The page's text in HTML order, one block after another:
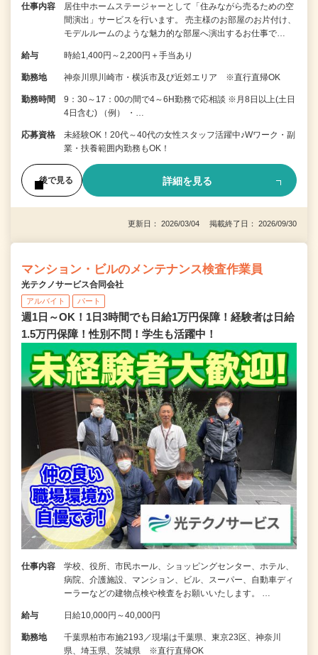
仕事内容
居住中ホームステージャーとして「住みながら売るための空
間演出」サービスを行います。 売主様のお部屋のお片付け、
モデルルームのような魅力的な部屋へ演出するお仕事で…
給与 時給1,400円～2,200円＋手当あり
勤務地 神奈川県川崎市・横浜市及び近郊エリア ※直行直帰OK
勤務時間
9：30～17：00の間で4～6H勤務で応相談 ※月8日以上(土日
4日含む) （例） ・…
応募資格
未経験OK！20代～40代の女性スタッフ活躍中♪Wワーク・副
業・扶養範囲内勤務もOK！
後で見る 詳細を見る
更新日： 2026/03/04 掲載終了日： 2026/09/30
マンション・ビルのメンテナンス検査作業員
光テクノサービス合同会社
アルバイト パート
週1日～OK！1日3時間でも日給1万円保障！経験者は日給
1.5万円保障！性別不問！学生も活躍中！
仕事内容
学校、役所、市民ホール、ショッピングセンター、ホテル、
病院、介護施設、マンション、ビル、スーパー、自動車ディ
ーラーなどの建物点検や検査をお願いいたします。 …
給与 日給10,000円～40,000円
勤務地
千葉県柏市布施2193／現場は千葉県、東京23区、神奈川
県、埼玉県、茨城県 ※直行直帰OK